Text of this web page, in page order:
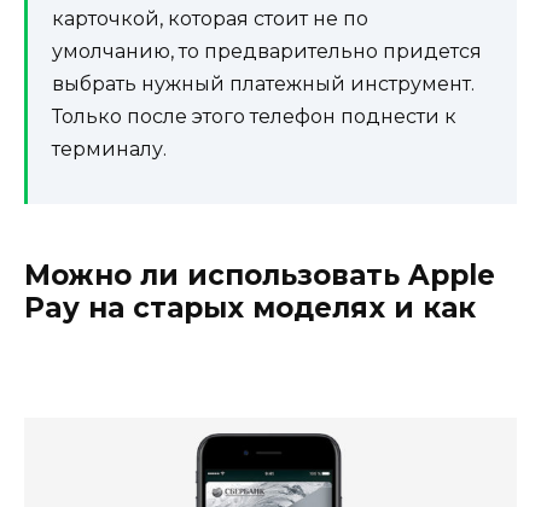
карточкой, которая стоит не по
умолчанию, то предварительно придется
выбрать нужный платежный инструмент.
Только после этого телефон поднести к
терминалу.
Можно ли использовать Apple
Pay на старых моделях и как